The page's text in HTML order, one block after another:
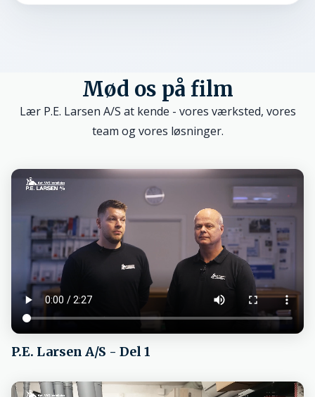
Mød os på film
Lær P.E. Larsen A/S at kende - vores værksted, vores
team og vores løsninger.
P.E. Larsen A/S - Del 1